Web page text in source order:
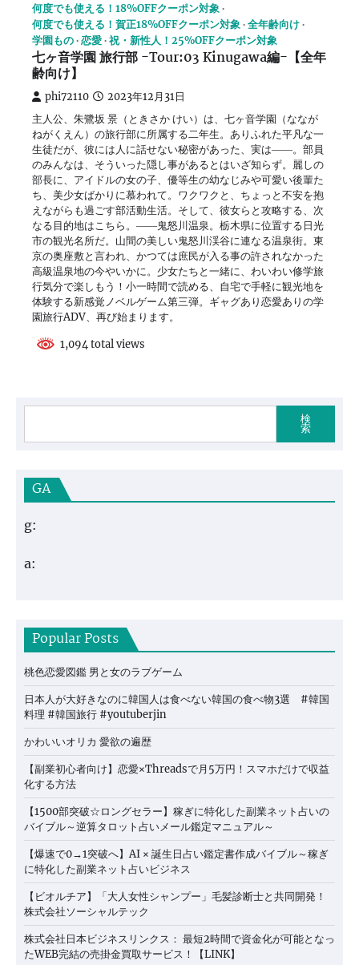
何度でも使える！18%OFFクーポン対象
何度でも使える！賀正18%OFFクーポン対象 全年齢向け
学園もの 恋愛 祝・新性人！25%OFFクーポン対象
七ヶ音学園 旅行部 -Tour:03 Kinugawa編-【全年
齢向け】
phi72110 2023年12月31日
主人公、朱鷺坂 景（ときさか けい）は、七ヶ音学園（ななが
ねがくえん）の旅行部に所属する二年生。ありふれた平凡な一
生徒だが、彼には人に話せない秘密があった、実は――。部員
のみんなは、そういった隠し事があるとはいざ知らず。麗しの
部長に、アイドルの女の子、優等生の幼なじみや可愛い後輩た
ち、美少女ばかりに慕われて。ワクワクと、ちょっと不安を抱
えながらも過ごす部活動生活。そして、彼女らと攻略する、次
なる目的地はこちら。――鬼怒川温泉。栃木県に位置する日光
市の観光名所だ。山間の美しい鬼怒川渓谷に連なる温泉街。東
京の奥座敷と言われ、かつては庶民が入る事の許されなかった
高級温泉地の今やいかに。少女たちと一緒に、わいわい修学旅
行気分で楽しもう！小一時間で読める、自宅で手軽に観光地を
体験する新感覚ノベルゲーム第三弾。ギャグあり恋愛ありの学
園旅行ADV、再び始まります。
1,094 total views
検
索
GA
g:
a:
Popular Posts
桃色恋愛図鑑 男と女のラブゲーム
日本人が大好きなのに韓国人は食べない韓国の食べ物3選 #韓国
料理 #韓国旅行 #youtuberjin
かわいいオリカ 愛欲の遍歴
【副業初心者向け】恋愛×Threadsで月5万円！スマホだけで収益
化する方法
【1500部突破☆ロングセラー】稼ぎに特化した副業ネット占いの
バイブル～逆算タロット占いメール鑑定マニュアル～
【爆速で0→1突破へ】AI × 誕生日占い鑑定書作成バイブル～稼ぎ
に特化した副業ネット占いビジネス
【ビオルチア】「大人女性シャンプー」毛髪診断士と共同開発！
株式会社ソーシャルテック
株式会社日本ビジネスリンクス： 最短2時間で資金化が可能となっ
たWEB完結の売掛金買取サービス！【LINK】